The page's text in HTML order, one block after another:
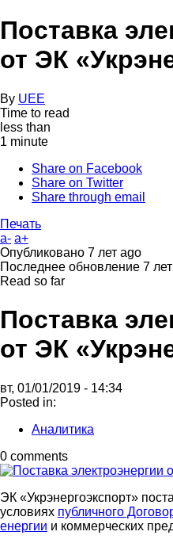
Поставка
от ЭК
By UEE
Time to read
less than
1 minute
Share on Facebook
Share on Twitter
Share through email
Печать
a- a+
Опубликовано 7 лет ago
Последнее обновление 7
Read so far
Поставка
от ЭК
вт, 01/01/2019 - 14:34
Posted in:
Аналитика
0 comments
ЭК «Укрэнергоэкспорт»
условиях публичного
енергии и коммерческих